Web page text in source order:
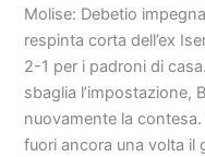
Molise: Debetio
respinta corta dell’ex
2-1 per i padroni di
sbaglia l’impostazione,
nuovamente la
fuori ancora una volta il